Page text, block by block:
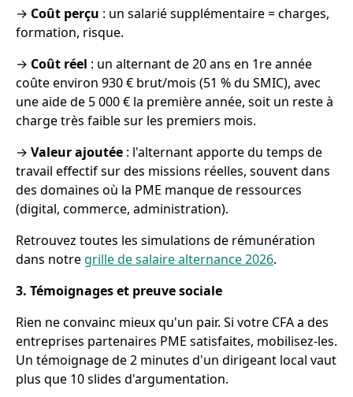
→ Coût perçu : un salarié supplémentaire = charges,
formation, risque.
→ Coût réel : un alternant de 20 ans en 1re année
coûte environ 930 € brut/mois (51 % du SMIC), avec
une aide de 5 000 € la première année, soit un reste à
charge très faible sur les premiers mois.
→ Valeur ajoutée : l'alternant apporte du temps de
travail effectif sur des missions réelles, souvent dans
des domaines où la PME manque de ressources
(digital, commerce, administration).
Retrouvez toutes les simulations de rémunération
dans notregrille de salaire alternance 2026.
3. Témoignages et preuve sociale
Rien ne convainc mieux qu'un pair. Si votre CFA a des
entreprises partenaires PME satisfaites, mobilisez-les.
Un témoignage de 2 minutes d'un dirigeant local vaut
plus que 10 slides d'argumentation.